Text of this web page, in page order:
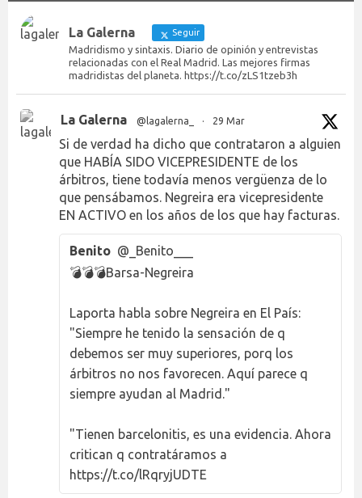
La Galerna Seguir
Madridismo y sintaxis. Diario de opinión y entrevistas
relacionadas con el Real Madrid. Las mejores firmas
madridistas del planeta. https://t.co/zLS1tzeb3h
La Galerna @lagalerna_ · 29 Mar
Si de verdad ha dicho que contrataron a alguien
que HABÍA SIDO VICEPRESIDENTE de los
árbitros, tiene todavía menos vergüenza de lo
que pensábamos. Negreira era vicepresidente
EN ACTIVO en los años de los que hay facturas.
Benito @_Benito___
💣💣💣Barsa-Negreira
Laporta habla sobre Negreira en El País:
"Siempre he tenido la sensación de q
debemos ser muy superiores, porq los
árbitros no nos favorecen. Aquí parece q
siempre ayudan al Madrid."
"Tienen barcelonitis, es una evidencia. Ahora
critican q contratáramos a
https://t.co/lRqryjUDTE